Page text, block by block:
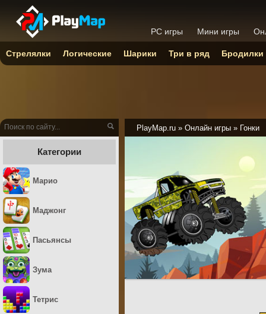
PlayMap.ru » Онлайн игры » Гонки
Категории
Марио
Маджонг
Пасьянсы
Зума
Тетрис
PC игры Мини игры
Стрелялки Логические Шарики Три в ряд Бродилки